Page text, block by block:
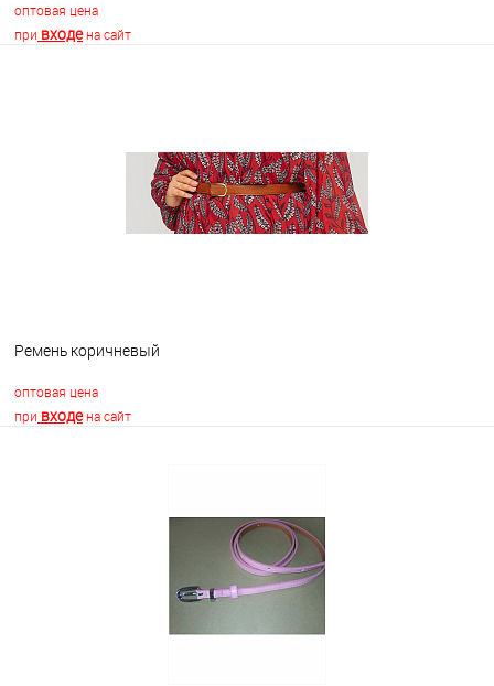
оптовая цена
при входена сайт
В наличии
Ремень коричневый
оптовая цена
при входена сайт
Недоступно